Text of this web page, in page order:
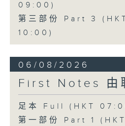
09:00)
第三部份 Part 3
10:00)
06/08/2026
First Notes 由
足本 Full (HKT
第一部份 Part 1